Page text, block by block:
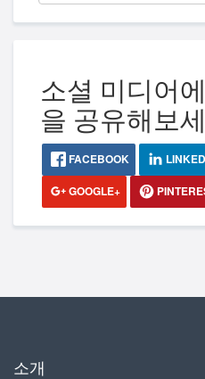
소셜 미디어
을 공유해보
FACEBOOK
GOOGLE+
소개